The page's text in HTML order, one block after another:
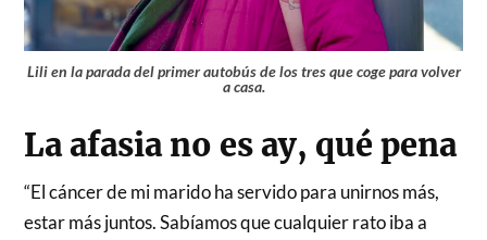
Lili en la parada del primer autobús de los tres que coge para volver
a casa.
La afasia no es ay, qué pena
“El cáncer de mi marido ha servido para unirnos más,
estar más juntos. Sabíamos que cualquier rato iba a